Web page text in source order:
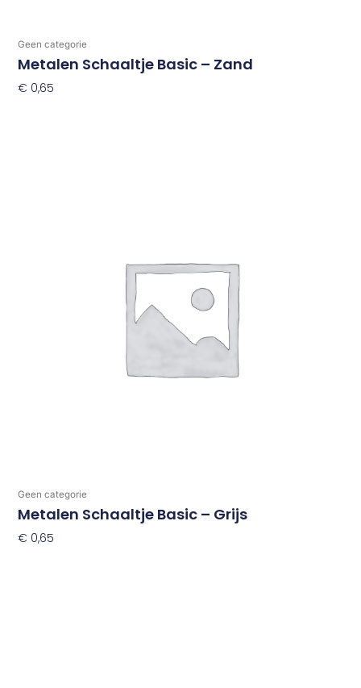
Geen categorie
Metalen Schaaltje Basic – Zand
€ 0,65
Geen categorie
Metalen Schaaltje Basic – Grijs
€ 0,65